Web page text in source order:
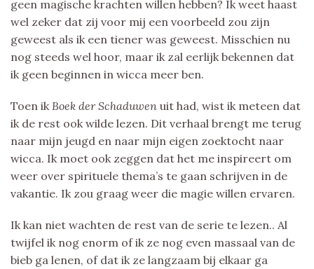
geen magische krachten willen hebben? Ik weet haast
wel zeker dat zij voor mij een voorbeeld zou zijn
geweest als ik een tiener was geweest. Misschien nu
nog steeds wel hoor, maar ik zal eerlijk bekennen dat
ik geen beginnen in wicca meer ben.
Toen ik Boek der Schaduwen uit had, wist ik meteen dat
ik de rest ook wilde lezen. Dit verhaal brengt me terug
naar mijn jeugd en naar mijn eigen zoektocht naar
wicca. Ik moet ook zeggen dat het me inspireert om
weer over spirituele thema’s te gaan schrijven in de
vakantie. Ik zou graag weer die magie willen ervaren.
Ik kan niet wachten de rest van de serie te lezen.. Al
twijfel ik nog enorm of ik ze nog even massaal van de
bieb ga lenen, of dat ik ze langzaam bij elkaar ga